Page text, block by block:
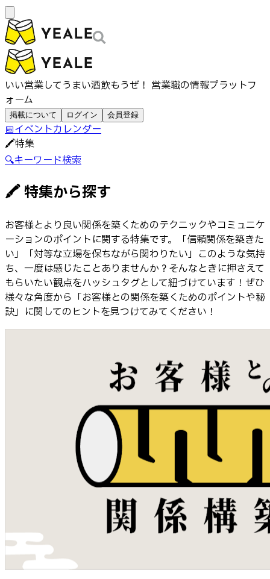
いい営業してうまい酒飲もうぜ！ 営業職の情報プラットフ
ォーム
掲載について ログイン 会員登録
📅イベントカレンダー
🖍️特集
🔍キーワード検索
🖍 特集から探す
お客様とより良い関係を築くためのテクニックやコミュニケ
ーションのポイントに関する特集です。「信頼関係を築きた
い」「対等な立場を保ちながら関わりたい」このような気持
ち、一度は感じたことありませんか？そんなときに押さえて
もらいたい観点をハッシュタグとして紐づけています！ぜひ
様々な角度から「お客様との関係を築くためのポイントや秘
訣」に関してのヒントを見つけてみてください！